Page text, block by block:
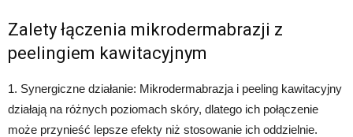
Zalety łączenia mikrodermabrazji z
peelingiem kawitacyjnym
1. Synergiczne działanie: Mikrodermabrazja i peeling kawitacyjny
działają na różnych poziomach skóry, dlatego ich połączenie
może przynieść lepsze efekty niż stosowanie ich oddzielnie.